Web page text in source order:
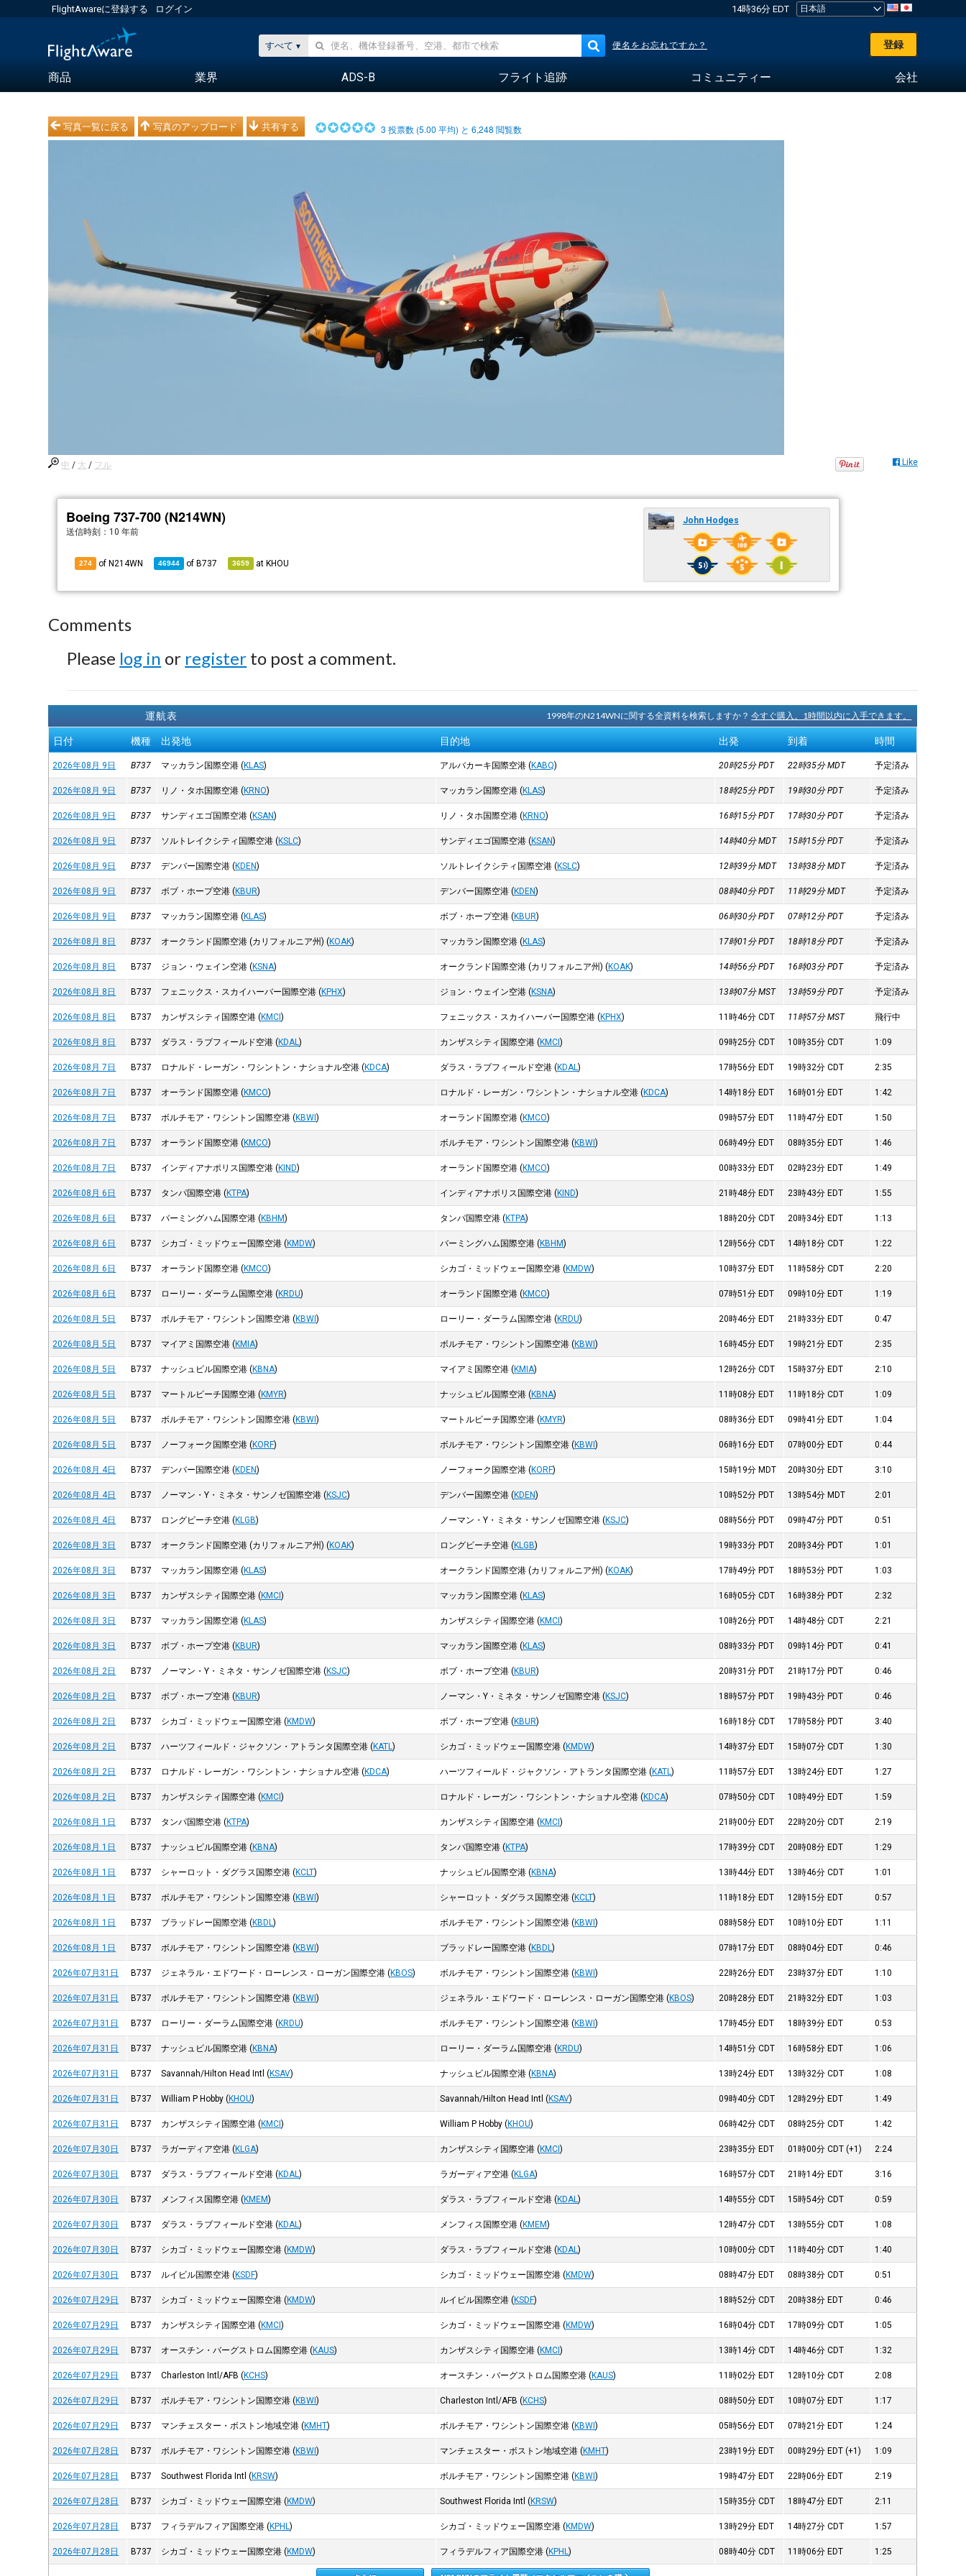
FlightAwareに登録する ログイン 14時36分 EDT
すべて 便名をお忘れですか？ 登録
商品 業界 ADS-B フライト追跡 コミュニティー 会社
写真一覧に戻る 写真のアップロード 共有する 3 投票数 (5.00 平均) と6,248 閲覧数
中 / 大 / フル Like
Boeing 737-700 (N214WN)
送信時刻： 10 年前
274 of N214WN 46944 of B737 3659 at KHOU
John Hodges
Comments
Please log in or register to post a comment.
運航表 1998年のN214WNに関する全資料を検索しますか？今すぐ購入。1時間以内に入手できます。
日付 機種 出発地 目的地 出発 到着 時間
2026年08月 9日 B737 マッカラン国際空港 (KLAS) アルバカーキ国際空港 (KABQ) 20時25分PDT 22時35分MDT 予定済み
2026年08月 9日 B737 リノ・タホ国際空港 (KRNO) マッカラン国際空港 (KLAS) 18時25分PDT 19時30分PDT 予定済み
2026年08月 9日 B737 サンディエゴ国際空港 (KSAN) リノ・タホ国際空港 (KRNO) 16時15分PDT 17時30分PDT 予定済み
2026年08月 9日 B737 ソルトレイクシティ国際空港 (KSLC) サンディエゴ国際空港 (KSAN) 14時40分MDT 15時15分PDT 予定済み
2026年08月 9日 B737 デンバー国際空港 (KDEN) ソルトレイクシティ国際空港 (KSLC) 12時39分MDT 13時38分MDT 予定済み
2026年08月 9日 B737 ボブ・ホープ空港 (KBUR) デンバー国際空港 (KDEN) 08時40分PDT 11時29分MDT 予定済み
2026年08月 9日 B737 マッカラン国際空港 (KLAS) ボブ・ホープ空港 (KBUR) 06時30分PDT 07時12分PDT 予定済み
2026年08月 8日 B737 オークランド国際空港 (カリフォルニア州) (KOAK) マッカラン国際空港 (KLAS) 17時01分PDT 18時18分PDT 予定済み
2026年08月 8日 B737 ジョン・ウェイン空港 (KSNA) オークランド国際空港 (カリフォルニア州) (KOAK) 14時56分PDT 16時03分PDT 予定済み
2026年08月 8日 B737 フェニックス・スカイハーバー国際空港 (KPHX) ジョン・ウェイン空港 (KSNA) 13時07分MST 13時59分PDT 予定済み
2026年08月 8日 B737 カンザスシティ国際空港 (KMCI) フェニックス・スカイハーバー国際空港 (KPHX) 11時46分CDT 11時57分MST 飛行中
2026年08月 8日 B737 ダラス・ラブフィールド空港 (KDAL) カンザスシティ国際空港 (KMCI) 09時25分CDT 10時35分CDT 1:09
2026年08月 7日 B737 ロナルド・レーガン・ワシントン・ナショナル空港 (KDCA) ダラス・ラブフィールド空港 (KDAL) 17時56分 EDT 19時32分CDT 2:35
2026年08月 7日 B737 オーランド国際空港 (KMCO) ロナルド・レーガン・ワシントン・ナショナル空港 (KDCA) 14時18分 EDT 16時01分 EDT 1:42
2026年08月 7日 B737 ボルチモア・ワシントン国際空港 (KBWI) オーランド国際空港 (KMCO) 09時57分 EDT 11時47分 EDT 1:50
2026年08月 7日 B737 オーランド国際空港 (KMCO) ボルチモア・ワシントン国際空港 (KBWI) 06時49分 EDT 08時35分 EDT 1:46
2026年08月 7日 B737 インディアナポリス国際空港 (KIND) オーランド国際空港 (KMCO) 00時33分 EDT 02時23分 EDT 1:49
2026年08月 6日 B737 タンパ国際空港 (KTPA) インディアナポリス国際空港 (KIND) 21時48分 EDT 23時43分 EDT 1:55
2026年08月 6日 B737 バーミングハム国際空港 (KBHM) タンパ国際空港 (KTPA) 18時20分CDT 20時34分 EDT 1:13
2026年08月 6日 B737 シカゴ・ミッドウェー国際空港 (KMDW) バーミングハム国際空港 (KBHM) 12時56分CDT 14時18分CDT 1:22
2026年08月 6日 B737 オーランド国際空港 (KMCO) シカゴ・ミッドウェー国際空港 (KMDW) 10時37分 EDT 11時58分CDT 2:20
2026年08月 6日 B737 ローリー・ダーラム国際空港 (KRDU) オーランド国際空港 (KMCO) 07時51分 EDT 09時10分 EDT 1:19
2026年08月 5日 B737 ボルチモア・ワシントン国際空港 (KBWI) ローリー・ダーラム国際空港 (KRDU) 20時46分 EDT 21時33分 EDT 0:47
2026年08月 5日 B737 マイアミ国際空港 (KMIA) ボルチモア・ワシントン国際空港 (KBWI) 16時45分 EDT 19時21分 EDT 2:35
2026年08月 5日 B737 ナッシュビル国際空港 (KBNA) マイアミ国際空港 (KMIA) 12時26分CDT 15時37分 EDT 2:10
2026年08月 5日 B737 マートルビーチ国際空港 (KMYR) ナッシュビル国際空港 (KBNA) 11時08分 EDT 11時18分CDT 1:09
2026年08月 5日 B737 ボルチモア・ワシントン国際空港 (KBWI) マートルビーチ国際空港 (KMYR) 08時36分 EDT 09時41分 EDT 1:04
2026年08月 5日 B737 ノーフォーク国際空港 (KORF) ボルチモア・ワシントン国際空港 (KBWI) 06時16分 EDT 07時00分 EDT 0:44
2026年08月 4日 B737 デンバー国際空港 (KDEN) ノーフォーク国際空港 (KORF) 15時19分 MDT 20時30分 EDT 3:10
2026年08月 4日 B737 ノーマン・Y・ミネタ・サンノゼ国際空港 (KSJC) デンバー国際空港 (KDEN) 10時52分 PDT 13時54分 MDT 2:01
2026年08月 4日 B737 ロングビーチ空港 (KLGB) ノーマン・Y・ミネタ・サンノゼ国際空港 (KSJC) 08時56分 PDT 09時47分 PDT 0:51
2026年08月 3日 B737 オークランド国際空港 (カリフォルニア州) (KOAK) ロングビーチ空港 (KLGB) 19時33分 PDT 20時34分 PDT 1:01
2026年08月 3日 B737 マッカラン国際空港 (KLAS) オークランド国際空港 (カリフォルニア州) (KOAK) 17時49分 PDT 18時53分 PDT 1:03
2026年08月 3日 B737 カンザスシティ国際空港 (KMCI) マッカラン国際空港 (KLAS) 16時05分CDT 16時38分 PDT 2:32
2026年08月 3日 B737 マッカラン国際空港 (KLAS) カンザスシティ国際空港 (KMCI) 10時26分 PDT 14時48分CDT 2:21
2026年08月 3日 B737 ボブ・ホープ空港 (KBUR) マッカラン国際空港 (KLAS) 08時33分 PDT 09時14分 PDT 0:41
2026年08月 2日 B737 ノーマン・Y・ミネタ・サンノゼ国際空港 (KSJC) ボブ・ホープ空港 (KBUR) 20時31分 PDT 21時17分 PDT 0:46
2026年08月 2日 B737 ボブ・ホープ空港 (KBUR) ノーマン・Y・ミネタ・サンノゼ国際空港 (KSJC) 18時57分 PDT 19時43分 PDT 0:46
2026年08月 2日 B737 シカゴ・ミッドウェー国際空港 (KMDW) ボブ・ホープ空港 (KBUR) 16時18分CDT 17時58分 PDT 3:40
2026年08月 2日 B737 ハーツフィールド・ジャクソン・アトランタ国際空港 (KATL) シカゴ・ミッドウェー国際空港 (KMDW) 14時37分 EDT 15時07分CDT 1:30
2026年08月 2日 B737 ロナルド・レーガン・ワシントン・ナショナル空港 (KDCA) ハーツフィールド・ジャクソン・アトランタ国際空港 (KATL) 11時57分 EDT 13時24分 EDT 1:27
2026年08月 2日 B737 カンザスシティ国際空港 (KMCI) ロナルド・レーガン・ワシントン・ナショナル空港 (KDCA) 07時50分CDT 10時49分 EDT 1:59
2026年08月 1日 B737 タンパ国際空港 (KTPA) カンザスシティ国際空港 (KMCI) 21時00分 EDT 22時20分CDT 2:19
2026年08月 1日 B737 ナッシュビル国際空港 (KBNA) タンパ国際空港 (KTPA) 17時39分CDT 20時08分 EDT 1:29
2026年08月 1日 B737 シャーロット・ダグラス国際空港 (KCLT) ナッシュビル国際空港 (KBNA) 13時44分 EDT 13時46分CDT 1:01
2026年08月 1日 B737 ボルチモア・ワシントン国際空港 (KBWI) シャーロット・ダグラス国際空港 (KCLT) 11時18分 EDT 12時15分 EDT 0:57
2026年08月 1日 B737 ブラッドレー国際空港 (KBDL) ボルチモア・ワシントン国際空港 (KBWI) 08時58分 EDT 10時10分 EDT 1:11
2026年08月 1日 B737 ボルチモア・ワシントン国際空港 (KBWI) ブラッドレー国際空港 (KBDL) 07時17分 EDT 08時04分 EDT 0:46
2026年07月31日 B737 ジェネラル・エドワード・ローレンス・ローガン国際空港 (KBOS) ボルチモア・ワシントン国際空港 (KBWI) 22時26分 EDT 23時37分 EDT 1:10
2026年07月31日 B737 ボルチモア・ワシントン国際空港 (KBWI) ジェネラル・エドワード・ローレンス・ローガン国際空港 (KBOS) 20時28分 EDT 21時32分 EDT 1:03
2026年07月31日 B737 ローリー・ダーラム国際空港 (KRDU) ボルチモア・ワシントン国際空港 (KBWI) 17時45分 EDT 18時39分 EDT 0:53
2026年07月31日 B737 ナッシュビル国際空港 (KBNA) ローリー・ダーラム国際空港 (KRDU) 14時51分CDT 16時58分 EDT 1:06
2026年07月31日 B737 Savannah/Hilton Head Intl (KSAV) ナッシュビル国際空港 (KBNA) 13時24分 EDT 13時32分CDT 1:08
2026年07月31日 B737 William P Hobby (KHOU) Savannah/Hilton Head Intl (KSAV) 09時40分CDT 12時29分 EDT 1:49
2026年07月31日 B737 カンザスシティ国際空港 (KMCI) William P Hobby (KHOU) 06時42分CDT 08時25分CDT 1:42
2026年07月30日 B737 ラガーディア空港 (KLGA) カンザスシティ国際空港 (KMCI) 23時35分 EDT 01時00分CDT (+1) 2:24
2026年07月30日 B737 ダラス・ラブフィールド空港 (KDAL) ラガーディア空港 (KLGA) 16時57分CDT 21時14分 EDT 3:16
2026年07月30日 B737 メンフィス国際空港 (KMEM) ダラス・ラブフィールド空港 (KDAL) 14時55分CDT 15時54分CDT 0:59
2026年07月30日 B737 ダラス・ラブフィールド空港 (KDAL) メンフィス国際空港 (KMEM) 12時47分CDT 13時55分CDT 1:08
2026年07月30日 B737 シカゴ・ミッドウェー国際空港 (KMDW) ダラス・ラブフィールド空港 (KDAL) 10時00分CDT 11時40分CDT 1:40
2026年07月30日 B737 ルイビル国際空港 (KSDF) シカゴ・ミッドウェー国際空港 (KMDW) 08時47分 EDT 08時38分CDT 0:51
2026年07月29日 B737 シカゴ・ミッドウェー国際空港 (KMDW) ルイビル国際空港 (KSDF) 18時52分CDT 20時38分 EDT 0:46
2026年07月29日 B737 カンザスシティ国際空港 (KMCI) シカゴ・ミッドウェー国際空港 (KMDW) 16時04分CDT 17時09分CDT 1:05
2026年07月29日 B737 オースチン・バーグストロム国際空港 (KAUS) カンザスシティ国際空港 (KMCI) 13時14分CDT 14時46分CDT 1:32
2026年07月29日 B737 Charleston Intl/AFB (KCHS) オースチン・バーグストロム国際空港 (KAUS) 11時02分 EDT 12時10分CDT 2:08
2026年07月29日 B737 ボルチモア・ワシントン国際空港 (KBWI) Charleston Intl/AFB (KCHS) 08時50分 EDT 10時07分 EDT 1:17
2026年07月29日 B737 マンチェスター・ボストン地域空港 (KMHT) ボルチモア・ワシントン国際空港 (KBWI) 05時56分 EDT 07時21分 EDT 1:24
2026年07月28日 B737 ボルチモア・ワシントン国際空港 (KBWI) マンチェスター・ボストン地域空港 (KMHT) 23時19分 EDT 00時29分 EDT (+1) 1:09
2026年07月28日 B737 Southwest Florida Intl (KRSW) ボルチモア・ワシントン国際空港 (KBWI) 19時47分 EDT 22時06分 EDT 2:19
2026年07月28日 B737 シカゴ・ミッドウェー国際空港 (KMDW) Southwest Florida Intl (KRSW) 15時35分CDT 18時47分 EDT 2:11
2026年07月28日 B737 フィラデルフィア国際空港 (KPHL) シカゴ・ミッドウェー国際空港 (KMDW) 13時29分 EDT 14時27分CDT 1:57
2026年07月28日 B737 シカゴ・ミッドウェー国際空港 (KMDW) フィラデルフィア国際空港 (KPHL) 08時40分CDT 11時06分 EDT 1:25